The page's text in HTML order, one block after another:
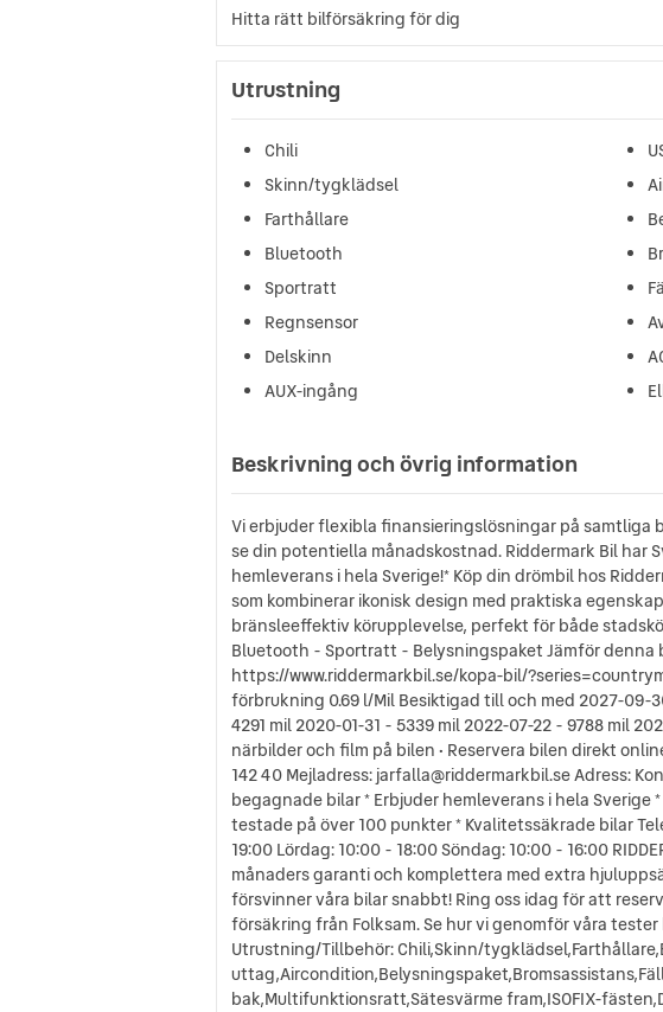
Hitta rätt bilförsäkring för dig
Utrustning
Chili
Skinn/tygklädsel
Farthållare
Bluetooth
Sportratt
Regnsensor
Delskinn
AUX-ingång
Beskrivning och övrig information
Vi erbjuder flexibla finansieringslösningar på samtliga
se din potentiella månadskostnad. Riddermark Bil har
hemleverans i hela Sverige!* Köp din drömbil hos
som kombinerar ikonisk design med praktiska
bränsleeffektiv körupplevelse, perfekt för både
Bluetooth - Sportratt - Belysningspaket Jämför denna
https://www.riddermarkbil.se/kopa-bil/
förbrukning 0.69 l/Mil Besiktigad till och med 2027-09-
4291 mil 2020-01-31 - 5339 mil 2022-07-22 - 9788 mil
närbilder och film på bilen • Reservera bilen direkt
142 40 Mejladress: jarfalla@riddermarkbil.se Adress:
begagnade bilar * Erbjuder hemleverans i hela Sverige
testade på över 100 punkter * Kvalitetssäkrade bilar
19:00 Lördag: 10:00 - 18:00 Söndag: 10:00 - 16:00
månaders garanti och komplettera med extra
försvinner våra bilar snabbt! Ring oss idag för att
försäkring från Folksam. Se hur vi genomför våra
Utrustning/Tillbehör: Chili,Skinn/
bak,Multifunktionsratt,Sätesvärme fram,ISOFIX-